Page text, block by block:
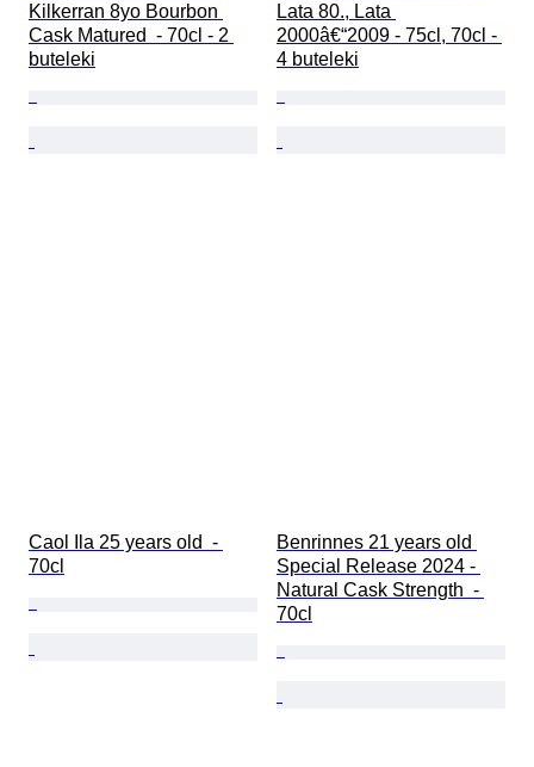
Kilkerran 8yo Bourbon
Cask Matured  - 70cl - 2
buteleki
Lata 80., Lata
2000â€“2009 - 75cl, 70cl -
4 buteleki
Caol Ila 25 years old  -
70cl
Benrinnes 21 years old
Special Release 2024 -
Natural Cask Strength  -
70cl